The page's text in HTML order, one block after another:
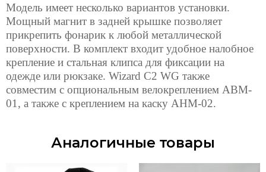
Модель имеет несколько вариантов установки.
Мощный магнит в задней крышке позволяет
прикрепить фонарик к любой металлической
поверхности. В комплект входит удобное налобное
крепление и стальная клипса для фиксации на
одежде или рюкзаке. Wizard C2 WG также
совместим с опциональным велокреплением ABM-
01, а также с креплением на каску AHM-02.
Аналогичные товары